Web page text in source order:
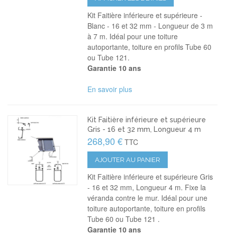
Kit Faitière inférieure et supérieure -
Blanc - 16 et 32 mm - Longueur de 3 m
à 7 m. Idéal pour une toiture
autoportante, toiture en profils Tube 60
ou Tube 121.
Garantie 10 ans
En savoir plus
Kit Faitière inférieure et supérieure
Gris - 16 et 32 mm, Longueur 4 m
268,90 € TTC
AJOUTER AU PANIER
Kit Faitière inférieure et supérieure Gris
- 16 et 32 mm, Longueur 4 m. Fixe la
véranda contre le mur. Idéal pour une
toiture autoportante, toiture en profils
Tube 60 ou Tube 121 .
Garantie 10 ans